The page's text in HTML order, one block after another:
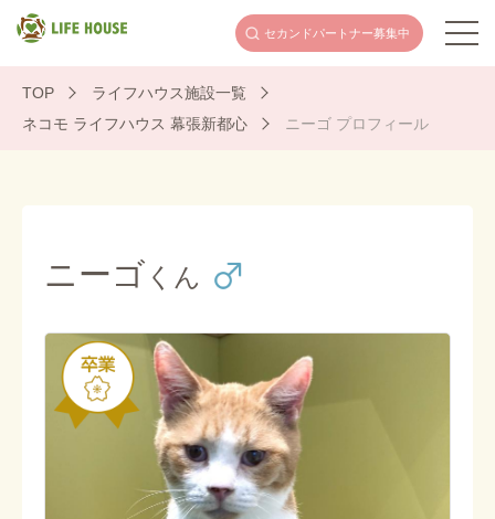
セカンドパートナー募集中
TOP
ライフハウス施設一覧
ネコモ ライフハウス 幕張新都心
ニーゴ プロフィール
ニーゴ くん